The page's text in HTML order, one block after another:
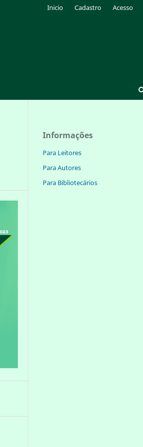
Inicio Cadastro Acesso
Informações
Para Leitores
Para Autores
Para Bibliotecários